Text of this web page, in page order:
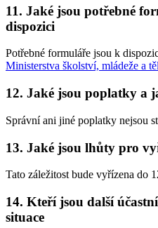
11. Jaké jsou potřebné
dispozici
Potřebné formuláře jsou k
Ministerstva školství, mládeže a
12. Jaké jsou poplatky a
Správní ani jiné poplatky nejsou
13. Jaké jsou lhůty pro
Tato záležitost bude vyřízena do
14. Kteří jsou další
situace